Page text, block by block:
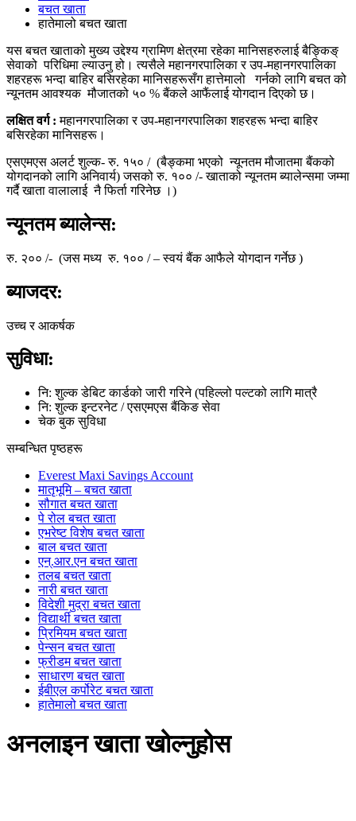
बचत खाता
हातेमालो बचत खाता
यस बचत खाताको मुख्य उद्देश्य ग्रामिण क्षेत्रमा रहेका मानिसहरुलाई बैङ्किङ्
सेवाको परिधिमा ल्याउनु हो। त्यसैले महानगरपालिका र उप-महानगरपालिका
शहरहरू भन्दा बाहिर बसिरहेका मानिसहरूसँग हात्तेमालो गर्नको लागि बचत को
न्यूनतम आवश्यक मौजातको ५० % बैंकले आफैंलाई योगदान दिएको छ।
लक्षित वर्ग : महानगरपालिका र उप-महानगरपालिका शहरहरू भन्दा बाहिर
बसिरहेका मानिसहरू।
एसएमएस अलर्ट शुल्क- रु. १५० / (बैङ्कमा भएको न्यूनतम मौजातमा बैंकको
योगदानको लागि अनिवार्य) जसको रु. १०० /- खाताको न्यूनतम ब्यालेन्समा जम्मा
गर्दै खाता वालालाई नै फिर्ता गरिनेछ ।)
न्यूनतम ब्यालेन्स:
रु. २०० /- (जस मध्य रु. १०० / – स्वयं बैंक आफैले योगदान गर्नेछ )
ब्याजदर:
उच्च र आकर्षक
सुविधा:
नि: शुल्क डेबिट कार्डको जारी गरिने (पहिल्लो पल्टको लागि मात्रै
नि: शुल्क इन्टरनेट / एसएमएस बैंकिङ सेवा
चेक बुक सुविधा
सम्बन्धित पृष्ठहरू
Everest Maxi Savings Account
मातृभूमि – बचत खाता
सौगात बचत खाता
पे रोल बचत खाता
एभरेष्ट विशेष बचत खाता
बाल बचत खाता
एन्.आर.एन बचत खाता
तलब बचत खाता
नारी बचत खाता
विदेशी मुद्रा बचत खाता
विद्यार्थी बचत खाता
प्रिमियम बचत खाता
पेन्सन बचत खाता
फ्रीडम बचत खाता
साधारण बचत खाता
ईबीएल कर्पोरेट बचत खाता
हातेमालो बचत खाता
अनलाइन खाता खोल्नुहोस